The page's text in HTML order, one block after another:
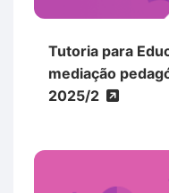
Tutoria para
mediação
2025/2